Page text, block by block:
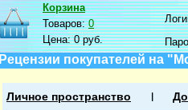
Корзина
Товаров:0
Цена:0 руб.
Рецензии покупателей на
Личное пространство